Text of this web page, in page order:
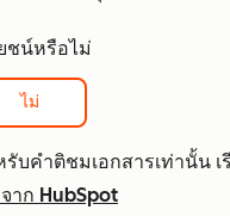
ชน์หรือไม่
ไม่
บคำติชมเอกสารเท่านั้น เ
าก HubSpot